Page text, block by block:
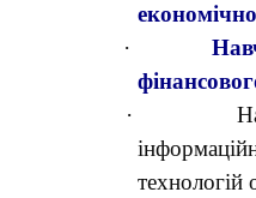
·
·
технологій